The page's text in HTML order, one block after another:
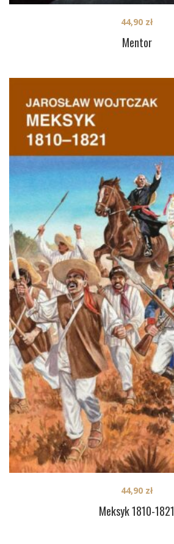
Mentor
44,90 zł
Meksyk 1810-1821
44,90 zł